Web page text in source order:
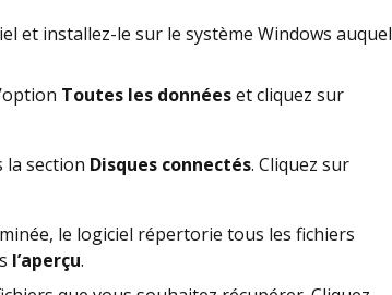
et installez-le sur le système Windows auquel
Toutes les donnéeset cliquez sur
la section Disques connectés. Cliquez sur
le logiciel répertorie tous les fichiers
l’aperçu.